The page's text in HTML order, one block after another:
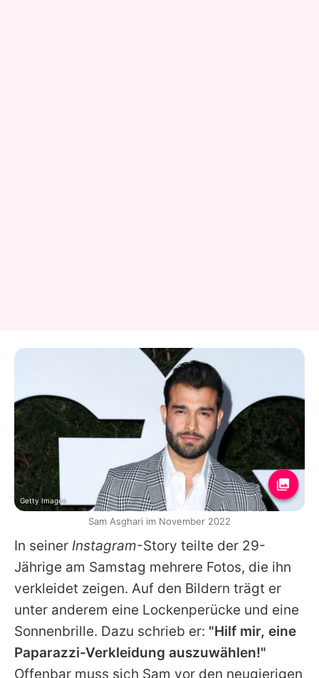
In seiner Instagram-Story teilte der 29-
Jährige am Samstag mehrere Fotos, die ihn
verkleidet zeigen. Auf den Bildern trägt er
unter anderem eine Lockenperücke und eine
Sonnenbrille. Dazu schrieb er: "Hilf mir, eine
Paparazzi-Verkleidung auszuwählen!"
Offenbar muss sich Sam vor den neugierigen
Getty Images
Sam Asghari im November 2022